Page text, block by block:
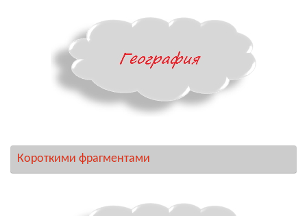
Короткими фрагментами